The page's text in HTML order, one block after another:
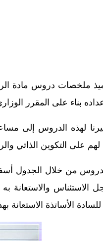
ملخصات دروس مادة
بناء على المقرر الوزاري
لهذه الدروس إلى
لهم على التكوين الذاتي
الاستئناس والاستعانة
للسادة الأساتذة